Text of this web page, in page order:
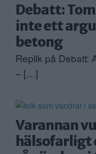
Debatt:
inte ett
betong
Replik på Debatt:
– […]
Varannan
hälsofarligt